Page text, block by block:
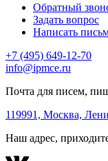
Обратный
Задать вопрос
Написать
+7 (495) 649-12-70
info@ipmce.ru
Почта для писем,
119991, Москва,
Наш адрес,